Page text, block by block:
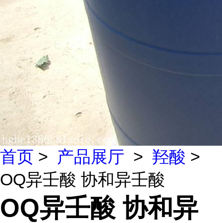
首页 > 产品展厅 > 羟酸 >
OQ异壬酸 协和异壬酸
OQ异壬酸 协和异